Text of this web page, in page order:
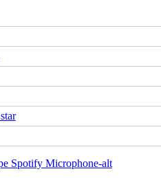
Spotify Microphone-alt